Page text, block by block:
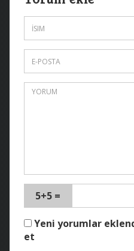
5+5 =
Yeni yorumlar
et